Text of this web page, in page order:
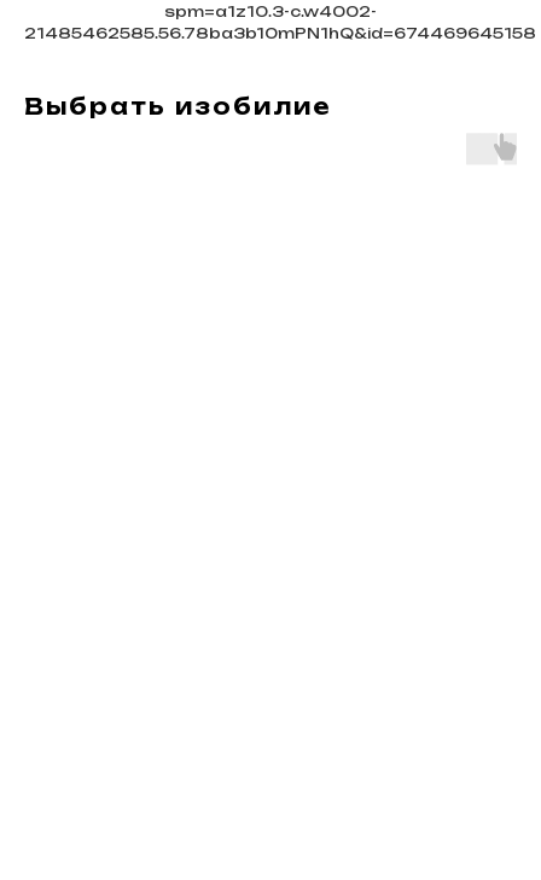
spm=a1z10.3-c.w4002-
21485462585.56.78ba3b10mPN1hQ&id=674469645158
Выбрать изобилие